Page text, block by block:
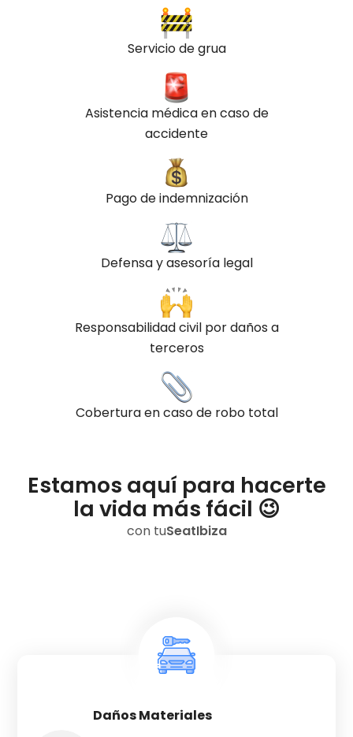
Servicio de grua
Asistencia médica en caso de
accidente
Pago de indemnización
Defensa y asesoría legal
Responsabilidad civil por daños a
terceros
Cobertura en caso de robo total
Estamos aquí para hacerte
la vida más fácil 😉
con tuSeatIbiza
Daños Materiales